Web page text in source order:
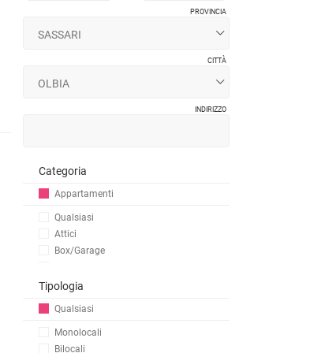
PROVINCIA
CITTÀ
INDIRIZZO
Categoria
Appartamenti
Qualsiasi
Attici
Box/Garage
Loft
Ville
Capannoni
Tipologia
Qualsiasi
Monolocali
Bilocali